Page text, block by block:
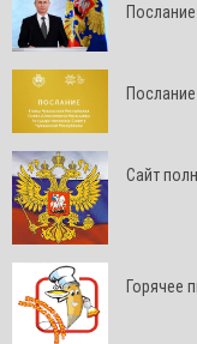
Cайт
Горячее